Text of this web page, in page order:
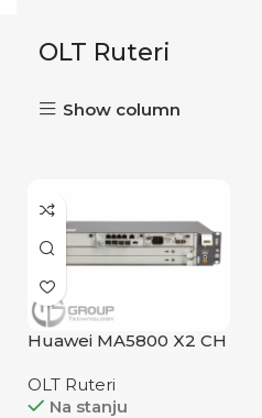
OLT Ruteri
Show column
Huawei MA5800 X2 CH
OLT Ruteri
Na stanju